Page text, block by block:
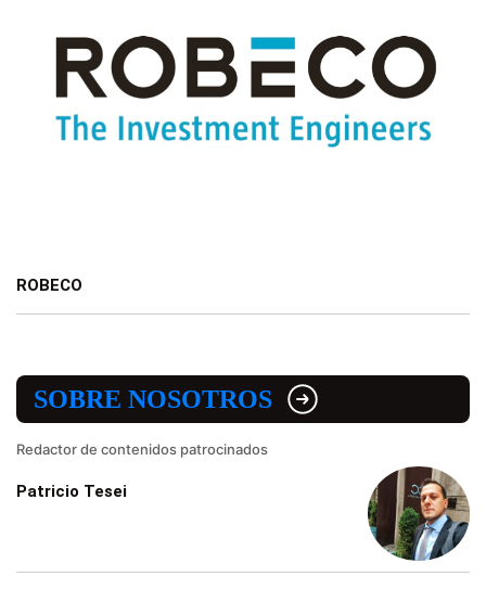
ROBECO
SOBRE NOSOTROS
Redactor de contenidos patrocinados
Patricio Tesei